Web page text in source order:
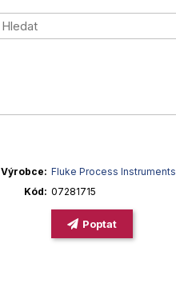
Výrobce
Fluke Process Instruments
Kód
07281715
Poptat